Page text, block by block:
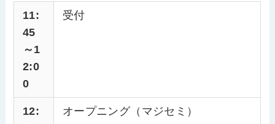
11:
45
～1
2:0
0
受付
12:
オープニング（マジセミ）